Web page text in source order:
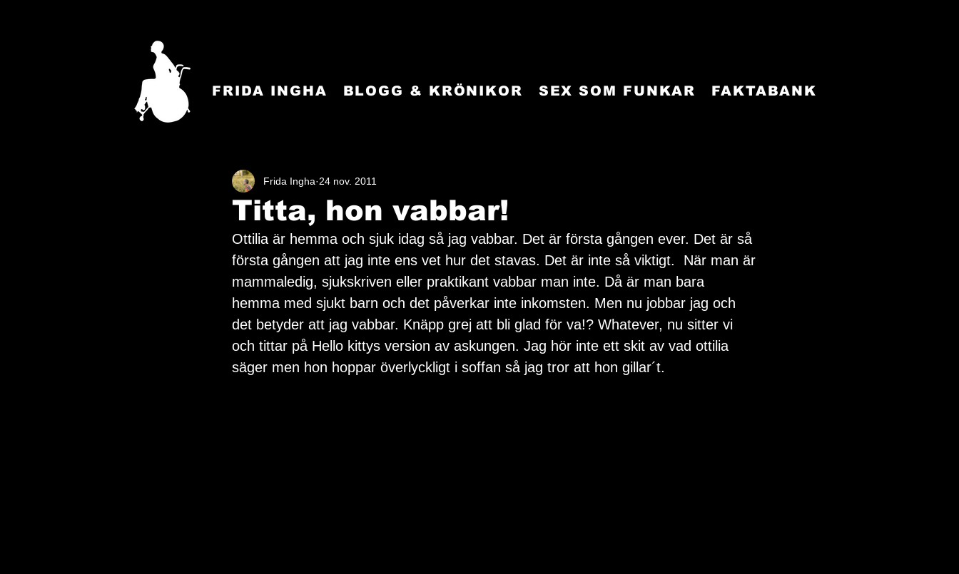
FRIDA INGHA BLOGG & KRÖNIKOR SEX SOM FUNKAR FAKTABANK
Titta, hon vabbar!
Frida Ingha 24 nov. 2011
Ottilia är hemma och sjuk idag så jag vabbar. Det är första gången ever. Det är så
första gången att jag inte ens vet hur det stavas. Det är inte så viktigt.  När man är
mammaledig, sjukskriven eller praktikant vabbar man inte. Då är man bara
hemma med sjukt barn och det påverkar inte inkomsten. Men nu jobbar jag och
det betyder att jag vabbar. Knäpp grej att bli glad för va!? Whatever, nu sitter vi
och tittar på Hello kittys version av askungen. Jag hör inte ett skit av vad ottilia
säger men hon hoppar överlyckligt i soffan så jag tror att hon gillar´t.